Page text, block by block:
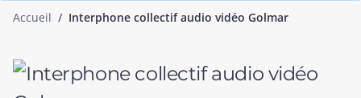
Accueil Interphone collectif audio vidéo Golmar